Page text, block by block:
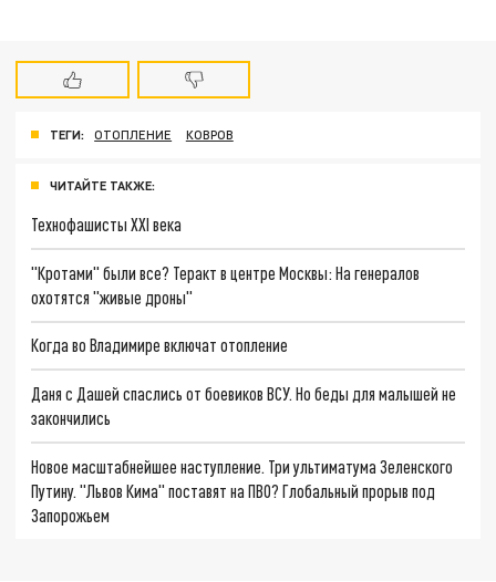
ТЕГИ: ОТОПЛЕНИЕ КОВРОВ
ЧИТАЙТЕ ТАКЖЕ:
Технофашисты XXI века
"Кротами" были все? Теракт в центре Москвы: На генералов
охотятся "живые дроны"
Когда во Владимире включат отопление
Даня с Дашей спаслись от боевиков ВСУ. Но беды для малышей не
закончились
Новое масштабнейшее наступление. Три ультиматума Зеленского
Путину. "Львов Кима" поставят на ПВО? Глобальный прорыв под
Запорожьем